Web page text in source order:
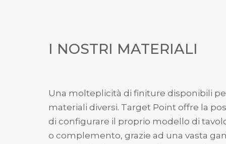
I NOSTRI MATERIALI
Una molteplicità di finiture disponibili
materiali diversi. Target Point offre la
di configurare il proprio modello di
o complemento, grazie ad una vasta